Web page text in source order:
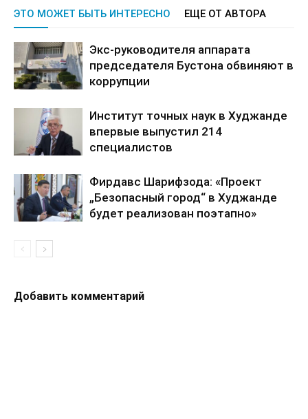
ЭТО МОЖЕТ БЫТЬ ИНТЕРЕСНО ЕЩЕ ОТ АВТОРА
Экс-руководителя аппарата
председателя Бустона обвиняют в
коррупции
Институт точных наук в Худжанде
впервые выпустил 214
специалистов
Фирдавс Шарифзода: «Проект
„Безопасный город“ в Худжанде
будет реализован поэтапно»
Добавить комментарий